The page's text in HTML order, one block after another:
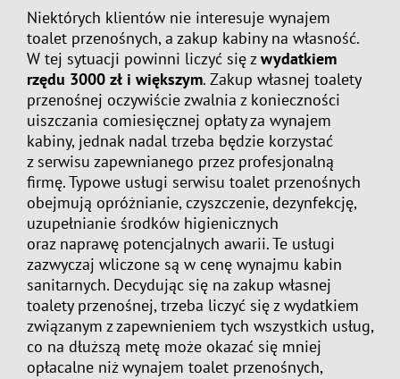
Niektórych klientów nie interesuje wynajem
toalet przenośnych, a zakup kabiny na własność.
W tej sytuacji powinni liczyć się zwydatkiem
rzędu 3000 zł i większym. Zakup własnej toalety
przenośnej oczywiście zwalnia z konieczności
uiszczania comiesięcznej opłaty za wynajem
kabiny, jednak nadal trzeba będzie korzystać
z serwisu zapewnianego przez profesjonalną
firmę. Typowe usługi serwisu toalet przenośnych
obejmują opróżnianie, czyszczenie, dezynfekcję,
uzupełnianie środków higienicznych
oraz naprawę potencjalnych awarii. Te usługi
zazwyczaj wliczone są w cenę wynajmu kabin
sanitarnych. Decydując się na zakup własnej
toalety przenośnej, trzeba liczyć się z wydatkiem
związanym z zapewnieniem tych wszystkich usług,
co na dłuższą metę może okazać się mniej
opłacalne niż wynajem toalet przenośnych,